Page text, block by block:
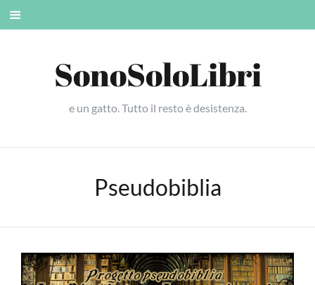
Skip
SonoSoloLibri
e un gatto. Tutto il resto è desistenza.
Pseudobiblia